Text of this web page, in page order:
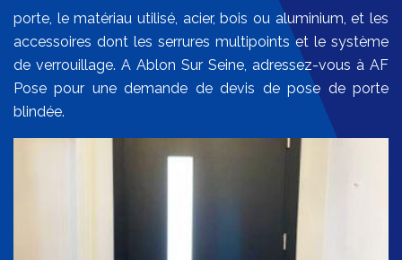
porte, le matériau utilisé, acier, bois ou aluminium, et les
accessoires dont les serrures multipoints et le système
de verrouillage. A Ablon Sur Seine, adressez-vous à AF
Pose pour une demande de devis de pose de porte
blindée.